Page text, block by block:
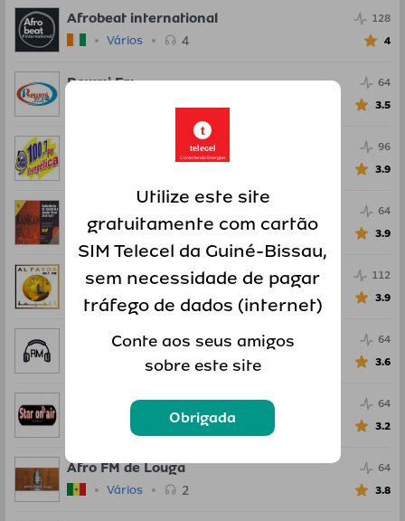
Afrobeat international
Vários 4
128
4
Rewmi Fm
4
64
3.5
Radio Evangelica FM
96
3.9
Vários 3
64
3.9
Radio Al Fayda
Vários 3
112
3.9
Super Relax FM
2
64
3.6
Star On Air
Vários 2
64
3.2
Afro FM de Louga
Vários 2
64
3.8
t
telecel
Conectando Energias
Utilize este site
gratuitamente com cartão
SIM Telecel da Guiné-Bissau,
sem necessidade de pagar
tráfego de dados (internet)
Conte aos seus amigos
sobre este site
Obrigada